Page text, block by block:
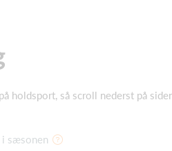
holdsport, så scroll nederst på
i sæsonen